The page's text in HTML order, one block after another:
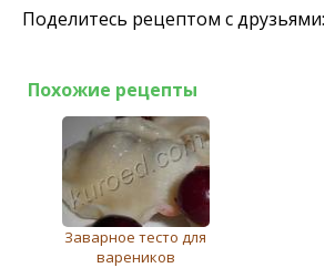
Поделитесь рецептом с друзьями:
Похожие рецепты
Заварноe тeсто для
варeников